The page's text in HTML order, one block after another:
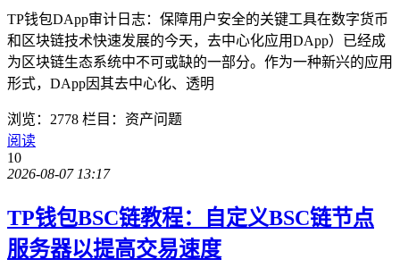
TP钱包DApp审计日志：保障用户安全的关键工具在数字货币
和区块链技术快速发展的今天，去中心化应用DApp）已经成
为区块链生态系统中不可或缺的一部分。作为一种新兴的应用
形式，DApp因其去中心化、透明
浏览：2778 栏目：资产问题
阅读
10
2026-08-07 13:17
TP钱包BSC链教程：自定义BSC链节点
服务器以提高交易速度